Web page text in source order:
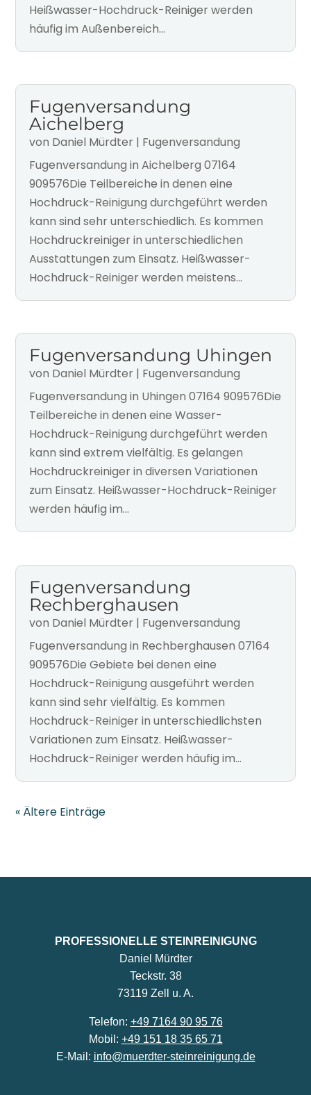
Heißwasser-Hochdruck-Reiniger werden
häufig im Außenbereich...
Fugenversandung
Aichelberg
von Daniel Mürdter | Fugenversandung
Fugenversandung in Aichelberg 07164
909576Die Teilbereiche in denen eine
Hochdruck-Reinigung durchgeführt werden
kann sind sehr unterschiedlich. Es kommen
Hochdruckreiniger in unterschiedlichen
Ausstattungen zum Einsatz. Heißwasser-
Hochdruck-Reiniger werden meistens...
Fugenversandung Uhingen
von Daniel Mürdter | Fugenversandung
Fugenversandung in Uhingen 07164 909576Die
Teilbereiche in denen eine Wasser-
Hochdruck-Reinigung durchgeführt werden
kann sind extrem vielfältig. Es gelangen
Hochdruckreiniger in diversen Variationen
zum Einsatz. Heißwasser-Hochdruck-Reiniger
werden häufig im...
Fugenversandung
Rechberghausen
von Daniel Mürdter | Fugenversandung
Fugenversandung in Rechberghausen 07164
909576Die Gebiete bei denen eine
Hochdruck-Reinigung ausgeführt werden
kann sind sehr vielfältig. Es kommen
Hochdruck-Reiniger in unterschiedlichsten
Variationen zum Einsatz. Heißwasser-
Hochdruck-Reiniger werden häufig im...
« Ältere Einträge
PROFESSIONELLE STEINREINIGUNG
Daniel Mürdter
Teckstr. 38
73119 Zell u. A.
Telefon: +49 7164 90 95 76
Mobil: +49 151 18 35 65 71
E-Mail: info@muerdter-steinreinigung.de